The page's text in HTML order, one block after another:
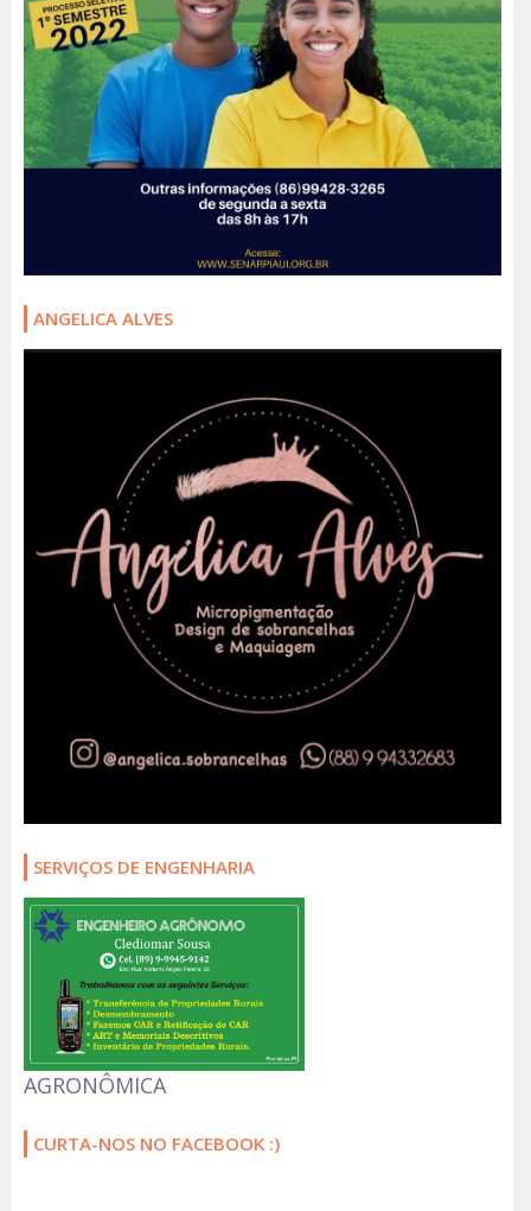
ANGELICA ALVES
SERVIÇOS DE ENGENHARIA
AGRONÔMICA
CURTA-NOS NO FACEBOOK :)